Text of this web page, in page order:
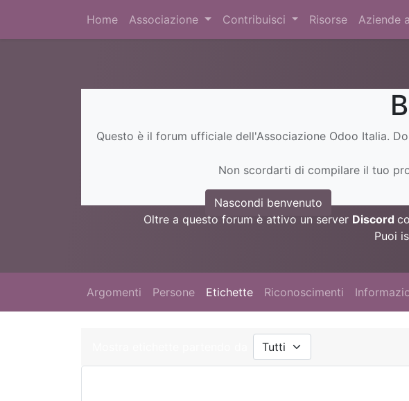
Home Associazione Contribuisci Risorse Aziende
Questo è il forum ufficiale dell'Associazione Odoo Italia.
Non scordarti di compilare il tuo
Nascondi benvenuto
Oltre a questo forum è attivo un server Discord
Puoi
Argomenti Persone Etichette Riconoscimenti